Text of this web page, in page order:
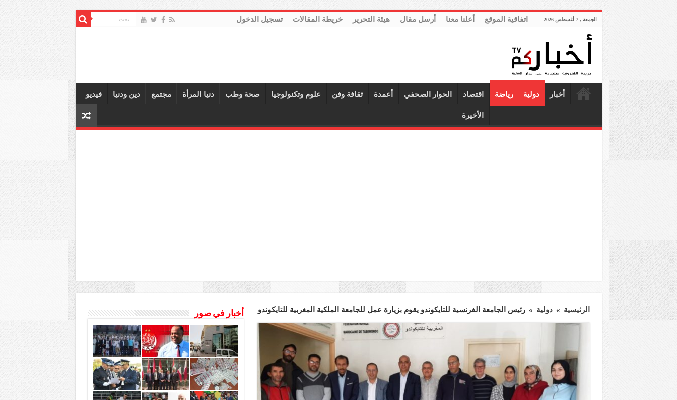
الجمعة , 7 أغسطس 2026 اتفاقية الموقع أعلنا معنا أرسل مقال هيئة التحرير خريطة المقالات تسجيل الدخول
أخبار دولية رياضة اقتصاد الحوار الصحفي أعمدة ثقافة وفن علوم وتكنولوجيا صحة وطب دنيا المرأة مجتمع دين ودنيا فيديو
الأخيرة
الرئيسية » دولية » رئيس الجامعة الفرنسية للتايكوندو يقوم بزيارة عمل للجامعة الملكية المغربية للتايكوندو أخبار في صور